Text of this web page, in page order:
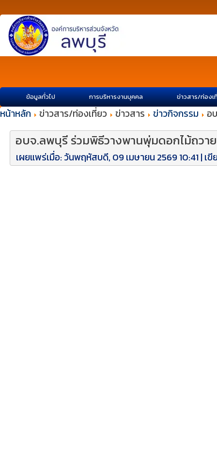
ข้อมูลทั่วไป การบริหารงานบุคคล ข่าวสาร/ท่องเ
หน้าหลัก ข่าวสาร/ท่องเที่ยว ข่าวสาร ข่าวกิจกรรม อ
อบจ.ลพบุรี ร่วมพิธีวางพานพุ่มดอกไม้ถวาย
เผยแพร่เมื่อ: วันพฤหัสบดี, 09 เมษายน 2569 10:41|เ